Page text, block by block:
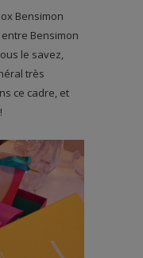
Bensimon
Bensimon
le savez,
très
ce cadre, et